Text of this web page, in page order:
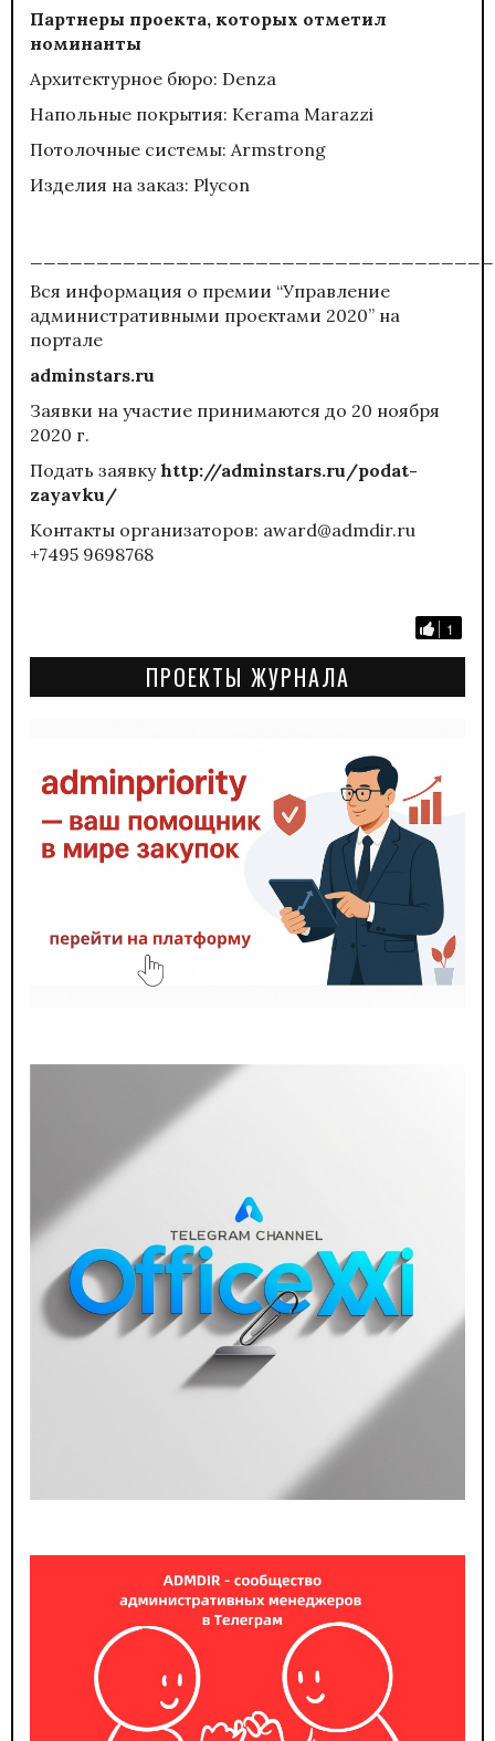
Партнеры проекта, которых отметил
номинанты
Архитектурное бюро: Denza
Напольные покрытия: Kerama Marazzi
Потолочные системы: Armstrong
Изделия на заказ: Plycon
Вся информация о премии “Управление
административными проектами 2020” на
портале
adminstars.ru
Заявки на участие принимаются до 20 ноября
2020 г.
Подать заявкуhttp://adminstars.ru/podat-
zayavku/
Контакты организаторов: award@admdir.ru
+7495 9698768
1
ПРОЕКТЫ ЖУРНАЛА